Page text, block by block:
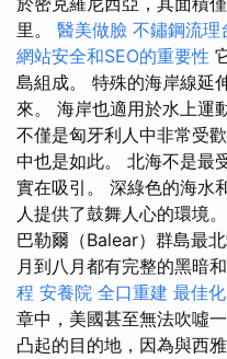
里。 醫美做臉 不鏽鋼流理
網站安全和SEO的重要性
島組成。 特殊的海岸線延
來。 海岸也適用於水上運
不僅是匈牙利人中非常受
中也是如此。 北海不是最
實在吸引。 深綠色的海水
人提供了鼓舞人心的環境
巴勒爾（Balear）群島最
月到八月都有完整的黑暗
程 安養院 全口重建 最佳
章中，美國甚至無法吹噓
凸起的目的地，因為與西